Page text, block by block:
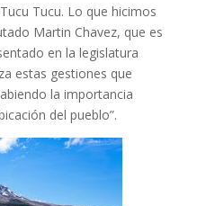
Tucu. Lo que hicimos
Martin Chavez, que es
en la legislatura
estas gestiones que
la importancia
del pueblo”.